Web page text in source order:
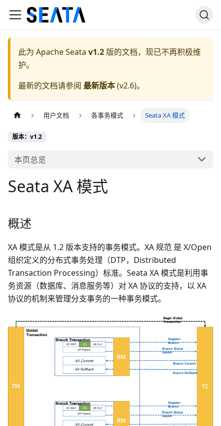
此为 Apache Seata v1.2 版的文档，现已不再积极维
护。
最新的文档请参阅 最新版本(v2.6)。
用户文档 各事务模式 Seata XA 模式
版本：v1.2
本页总览
Seata XA 模式
概述
XA 模式是从 1.2 版本支持的事务模式。XA 规范 是 X/Open
组织定义的分布式事务处理（DTP，Distributed
Transaction Processing）标准。Seata XA 模式是利用事
务资源（数据库、消息服务等）对 XA 协议的支持，以 XA
协议的机制来管理分支事务的一种事务模式。